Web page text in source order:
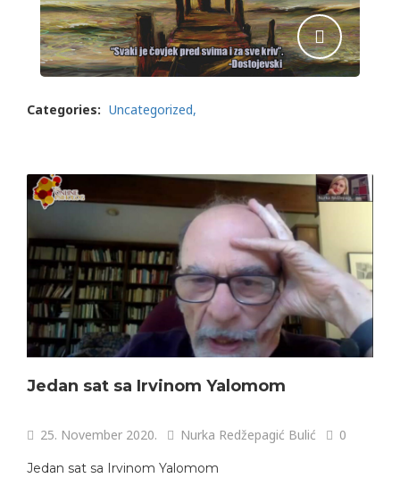
Categories: Uncategorized
Jedan sat sa Irvinom Yalomom
25. November 2020. Nurka Redžepagić Bulić 0
Jedan sat sa Irvinom Yalomom